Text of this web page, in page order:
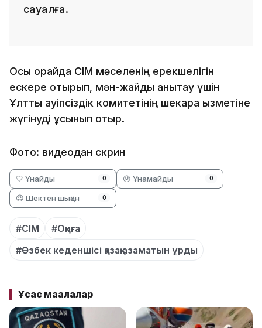
сауалға.
Осы орайда СІМ мәселенің ерекшелігін
ескере отырып, мән-жайды анықтау үшін
Ұлттық қауіпсіздік комитетінің шекара қызметіне
жүгінуді ұсынып отыр.
Фото: видеодан скрин
🤍 Ұнайды 0 😞 Ұнамайды 0
😡 Шектен шыққан 0
#СІМ
#Оқиға
#Өзбек кеденшісі қазақ азаматын ұрды
Ұқсас мақалалар